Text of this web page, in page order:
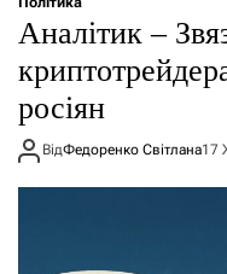
Аналітик –
росіян
ВідФедоренко Світлана17